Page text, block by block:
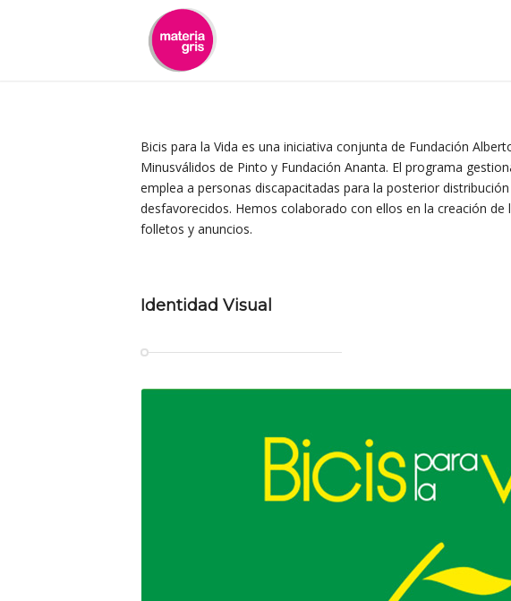
Bicis para la Vida es una iniciativa conjunta de Fundación
Minusválidos de Pinto y Fundación Ananta. El programa
emplea a personas discapacitadas para la posterior
desfavorecidos. Hemos colaborado con ellos en la creación de
folletos y anuncios.
Identidad Visual